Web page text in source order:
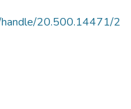
handle/20.500.14471/2